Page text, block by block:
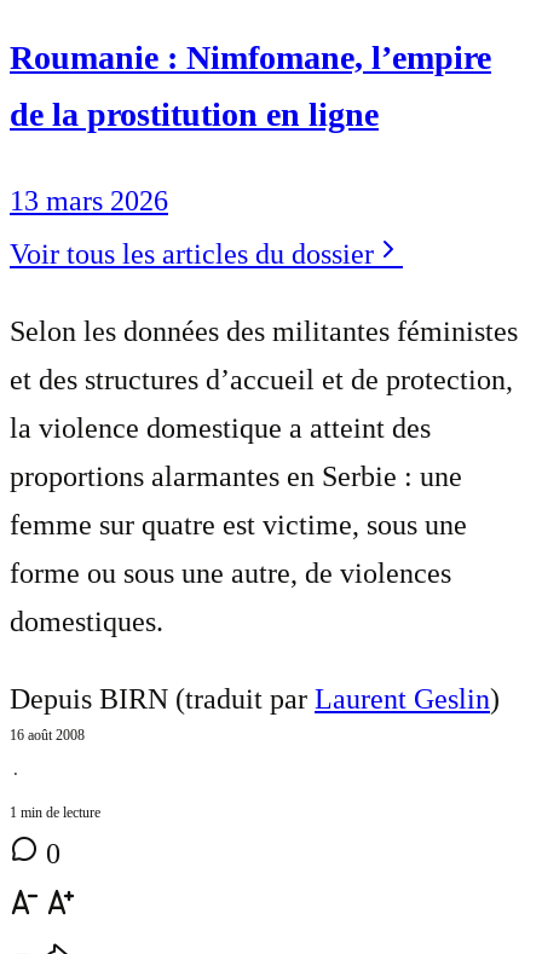
Roumanie : Nimfomane, l’empire
de la prostitution en ligne
13 mars 2026
Voir tous les articles du dossier
Selon les données des militantes féministes
et des structures d’accueil et de protection,
la violence domestique a atteint des
proportions alarmantes en Serbie : une
femme sur quatre est victime, sous une
forme ou sous une autre, de violences
domestiques.
Depuis BIRN (traduit par Laurent Geslin)
16 août 2008
⋅
1 min de lecture
0